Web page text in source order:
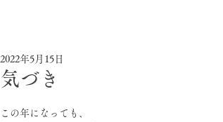
気づき
2022年5月15日
この年になっても、